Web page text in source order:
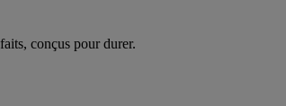
conçus pour durer.